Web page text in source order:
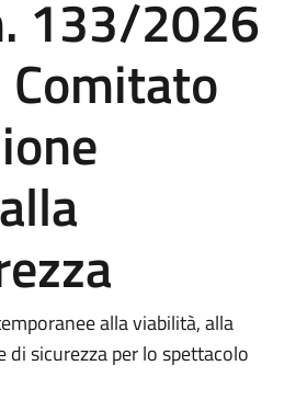
133/2026
alla viabilità, alla
sicurezza per lo spettacolo